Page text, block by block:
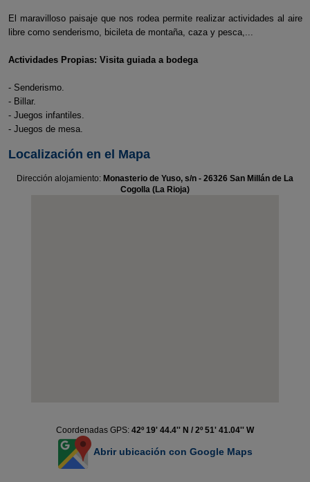
El maravilloso paisaje que nos rodea permite realizar actividades al aire
libre como senderismo, bicileta de montaña, caza y pesca,...
Actividades Propias: Visita guiada a bodega
- Senderismo.
- Billar.
- Juegos infantiles.
- Juegos de mesa.
Localización en el Mapa
Dirección alojamiento: Monasterio de Yuso, s/n - 26326 San Millán de La
Cogolla (La Rioja)
Coordenadas GPS: 42º 19' 44.4'' N / 2º 51' 41.04'' W
Abrir ubicación con Google Maps